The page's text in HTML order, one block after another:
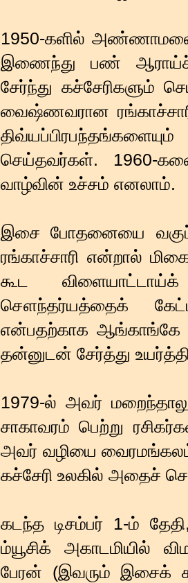
1950-களில்
இணைந்து பண்
சேர்ந்து கச்சேரிகளும்
வைஷ்ணவரான
செய்தவர்கள். 1960-
வாழ்வின் உச்சம் எனலாம்.
இசை போதனையை
ரங்காச்சாரி என்றால்
கூட
சௌந்தர்யத்தைக்
என்பதற்காக ஆங்காங்கே
தன்னுடன் சேர்த்து
1979-ல் அவர்
சாகாவரம் பெற்று
அவர் வழியை
கச்சேரி உலகில் அதைச்
கடந்த டிசம்பர் 1-ம்
ம்யூசிக் அகாடமியில்
பேரன் (இவரும் இசைக்